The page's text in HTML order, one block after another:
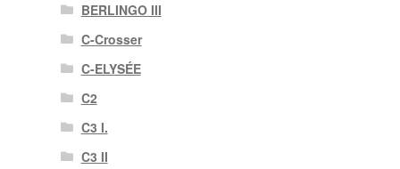
BERLINGO III
C-Crosser
C-ELYSÉE
C2
C3 I.
C3 II